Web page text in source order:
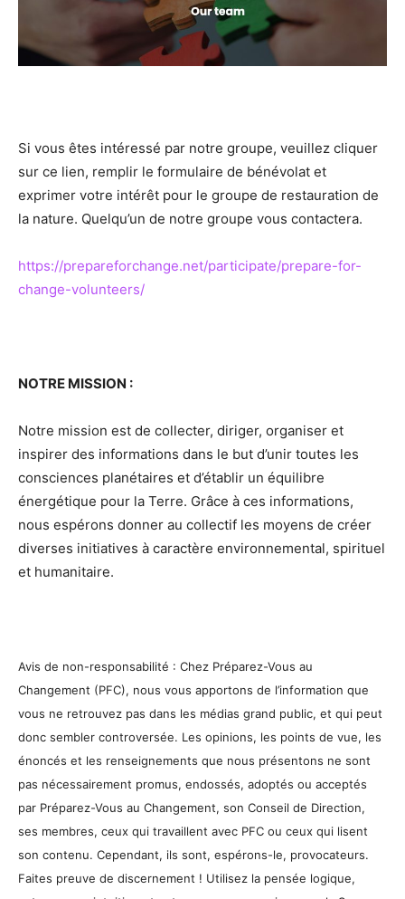
Si vous êtes intéressé par notre groupe, veuillez cliquer
sur ce lien, remplir le formulaire de bénévolat et
exprimer votre intérêt pour le groupe de restauration de
la nature. Quelqu’un de notre groupe vous contactera.
https://prepareforchange.net/participate/prepare-for-
change-volunteers/
NOTRE MISSION :
Notre mission est de collecter, diriger, organiser et
inspirer des informations dans le but d’unir toutes les
consciences planétaires et d’établir un équilibre
énergétique pour la Terre. Grâce à ces informations,
nous espérons donner au collectif les moyens de créer
diverses initiatives à caractère environnemental, spirituel
et humanitaire.
Avis de non-responsabilité : Chez Préparez-Vous au
Changement (PFC), nous vous apportons de l’information que
vous ne retrouvez pas dans les médias grand public, et qui peut
donc sembler controversée. Les opinions, les points de vue, les
énoncés et les renseignements que nous présentons ne sont
pas nécessairement promus, endossés, adoptés ou acceptés
par Préparez-Vous au Changement, son Conseil de Direction,
ses membres, ceux qui travaillent avec PFC ou ceux qui lisent
son contenu. Cependant, ils sont, espérons-le, provocateurs.
Faites preuve de discernement ! Utilisez la pensée logique,